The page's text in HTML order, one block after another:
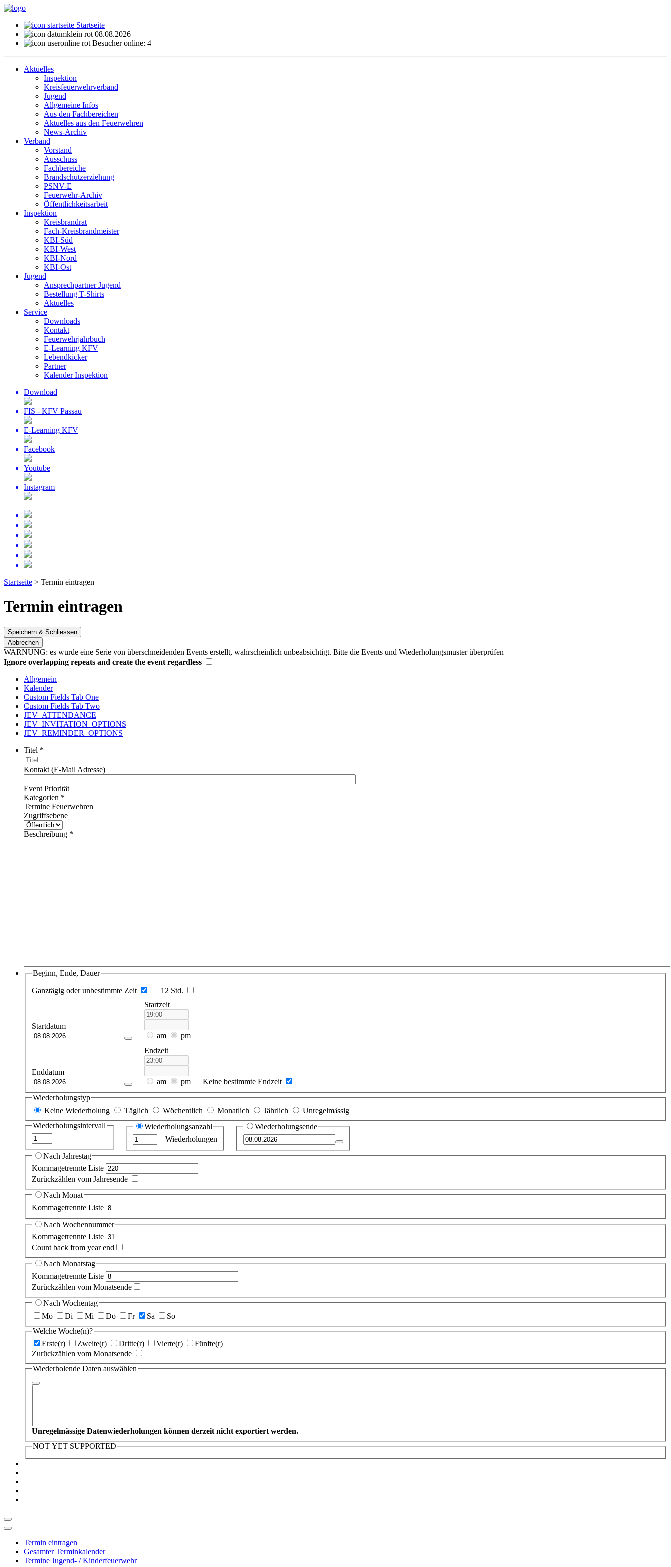
Startseite
08.08.2026
Besucher online: 4
Aktuelles
Inspektion
Kreisfeuerwehrverband
Jugend
Allgemeine Infos
Aus den Fachbereichen
Aktuelles aus den Feuerwehren
News-Archiv
Verband
Vorstand
Ausschuss
Fachbereiche
Brandschutzerziehung
PSNV-E
Feuerwehr-Archiv
Öffentlichkeitsarbeit
Inspektion
Kreisbrandrat
Fach-Kreisbrandmeister
KBI-Süd
KBI-West
KBI-Nord
KBI-Ost
Jugend
Ansprechpartner Jugend
Bestellung T-Shirts
Aktuelles
Service
Downloads
Kontakt
Feuerwehrjahrbuch
E-Learning KFV
Lebendkicker
Partner
Kalender Inspektion
Download
FIS - KFV Passau
E-Learning KFV
Facebook
Youtube
Instagram
Startseite > Termin eintragen
Termin eintragen
Speichern & Schliessen
Abbrechen
WARNUNG: es wurde eine Serie von überschneidenden Events erstellt, wahrscheinlich unbeabsichtigt. Bitte die Events und Wiederholungsmuster überprüfen
Ignore overlapping repeats and create the event regardless
Allgemein
Kalender
Custom Fields Tab One
Custom Fields Tab Two
JEV_ATTENDANCE
JEV_INVITATION_OPTIONS
JEV_REMINDER_OPTIONS
Titel *
Kontakt (E-Mail Adresse)
Event Priorität
Kategorien *
Termine Feuerwehren
Zugriffsebene
Beschreibung *
Beginn, Ende, Dauer
Ganztägig oder unbestimmte Zeit 12 Std.
Startdatum
Startzeit
am pm
Enddatum
Endzeit
am pm
Keine bestimmte Endzeit
Wiederholungstyp
Keine Wiederholung
Täglich Wöchentlich Monatlich Jährlich
Unregelmässig
Wiederholungsintervall
Wiederholungsanzahl
Wiederholungen
Wiederholungsende
Nach Jahrestag
Kommagetrennte Liste
Zurückzählen vom Jahresende
Nach Monat
Kommagetrennte Liste
Nach Wochennummer
Kommagetrennte Liste
Count back from year end
Nach Monatstag
Kommagetrennte Liste
Zurückzählen vom Monatsende
Nach Wochentag
Mo
Di Mi Do Fr Sa
So
Welche Woche(n)?
Erste(r)
Zweite(r) Dritte(r) Vierte(r)
Fünfte(r)
Zurückzählen vom Monatsende
Wiederholende Daten auswählen
Unregelmässige Datenwiederholungen können derzeit nicht exportiert werden.
NOT YET SUPPORTED
Termin eintragen
Gesamter Terminkalender
Termine Jugend- / Kinderfeuerwehr